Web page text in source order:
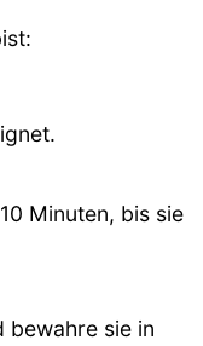
Minuten, bis sie
bewahre sie in